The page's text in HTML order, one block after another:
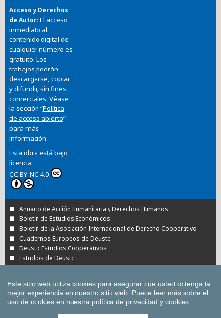
Acceso y Derechos
de Autor El acceso
inmediato al
contenido digital de
cualquier número es
gratuito. Los
trabajos podrán
descargarse, copiar
y difundir, sin fines
comerciales. Véase
la sección “Política
de acceso abierto”
para más
información.
Esta obra está bajo
licencia
CC BY-NC 4.0
Anuario de Acción Humanitaria y Derechos Humanos
Boletín de Estudios Económicos
Boletín de la Asociación Internacional de Derecho Cooperativo
Cuadernos Europeos de Deusto
Deusto Estudios Cooperativos
Estudios de Deusto
Todas las Revistas Científicas de Deusto en
OJS
Todas las publicaciones de la Universidad de
Este sitio web utiliza cookies para asegurar que usted obtenga la
mejor experiencia en nuestro sitio web. Puede leer más sobre el
uso de cookies en nuestra política de privacidad y cookies